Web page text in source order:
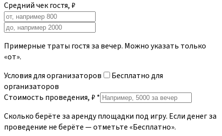
Средний чек гостя, ₽
Примерные траты гостя за вечер. Можно указать только
«от».
Условия для организаторов
Бесплатно для
организаторов
Стоимость проведения, ₽*
Сколько берёте за аренду площадки под игру. Если денег за
проведение не берёте — отметьте «Бесплатно».